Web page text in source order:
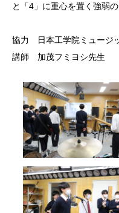
と「4」に重心を置く強弱
協力 日本工学院ミュージ
講師 加茂フミヨシ先生